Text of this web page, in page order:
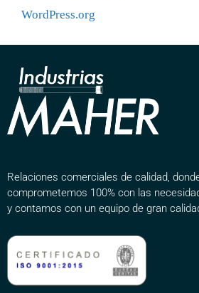
WordPress.org
Relaciones comerciales de calidad,
comprometemos 100% con las
y contamos con un equipo de gran